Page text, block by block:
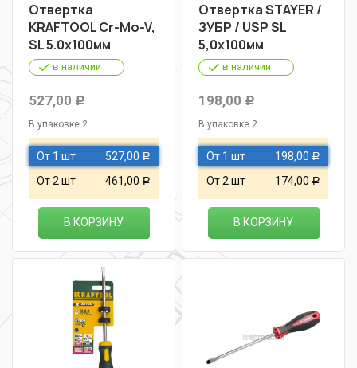
Отвертка
KRAFTOOL Cr-Mo-V,
SL 5.0х100мм
в наличии
527,00 Р
В упаковке 2
От 1 шт 527,00 Р
От 2 шт 461,00 Р
В КОРЗИНУ
Отвертка STAYER /
ЗУБР / USP SL
5,0х100мм
в наличии
198,00 Р
В упаковке 2
От 1 шт 198,00 Р
От 2 шт 174,00 Р
В КОРЗИНУ